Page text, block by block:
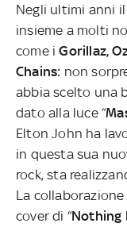
Negli ultimi anni
insieme a molti
come iGorillaz,
Chains: non
abbia scelto una
dato alla luce “
Elton John ha
in questa sua
rock, sta
La
cover di “Nothing